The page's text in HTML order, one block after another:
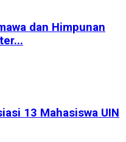
dan Himpunan
13 Mahasiswa UIN